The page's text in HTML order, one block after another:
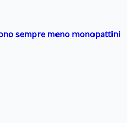
sempre meno monopattini